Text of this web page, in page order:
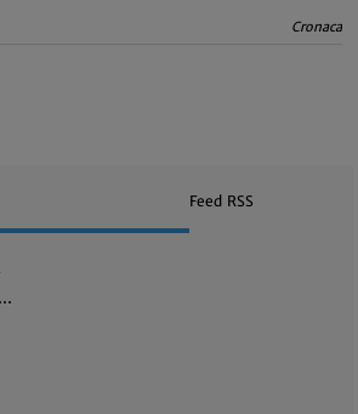
Cronaca
Feed RSS